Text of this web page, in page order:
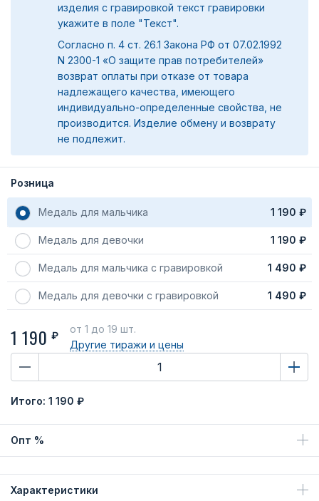
изделия с гравировкой текст гравировки
укажите в поле "Текст".
Согласно п. 4 ст. 26.1 Закона РФ от 07.02.1992
N 2300-1 «О защите прав потребителей»
возврат оплаты при отказе от товара
надлежащего качества, имеющего
индивидуально-определенные свойства, не
производится. Изделие обмену и возврату
не подлежит.
Розница
Медаль для мальчика 1 190 ₽
Медаль для девочки 1 190 ₽
Медаль для мальчика с гравировкой 1 490 ₽
Медаль для девочки с гравировкой 1 490 ₽
1 190 ₽
от 1 до 19 шт.
Другие тиражи и цены
Итого: 1 190 ₽
Опт %
Характеристики